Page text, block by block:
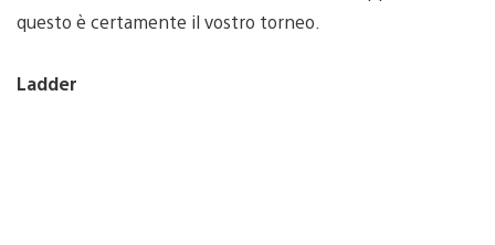
questo è certamente il vostro torneo.
Ladder